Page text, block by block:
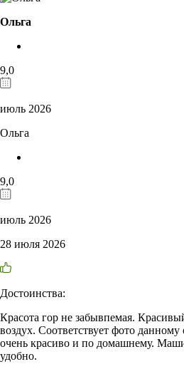
Ольга
9,0
июль 2026
Ольга
9,0
июль 2026
28 июля 2026
Достоинства:
Красота гор не забывпемая.
воздух. Соответствует фото
очень красиво и по домашнему.
удобно.